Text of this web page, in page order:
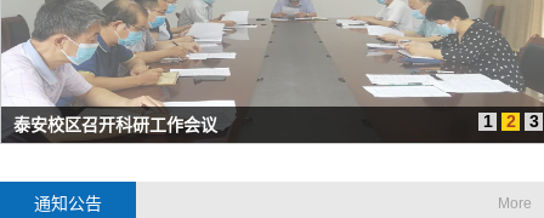
1 2 3
泰安校区召开科研工作会议
通知公告 More